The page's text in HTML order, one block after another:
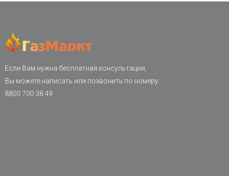
Если Вам нужна бесплатная консультация,
Вы можете написать или позвонить по номеру:
8800 700 38 49